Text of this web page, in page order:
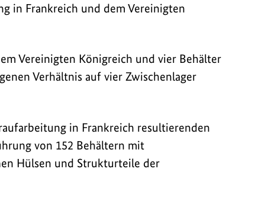
in Frankreich und dem Vereinigten
Vereinigten Königreich und vier Behälter
Verhältnis auf vier Zwischenlager
in Frankreich resultierenden
von 152 Behältern mit
Hülsen und Strukturteile der